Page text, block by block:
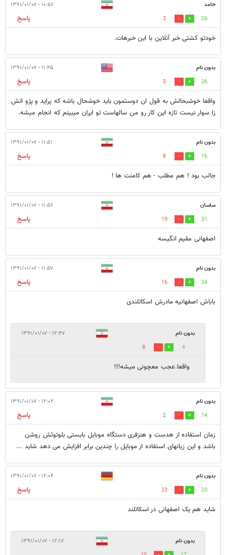
حامد ۱۰:۵۶ - ۱۳۹۱/۰۱/۰۷
26
3
پاسخ
خودتو کشتی خبر آنلاین با این خبرهات.
بدون نام ۱۱:۴۵ - ۱۳۹۱/۰۱/۰۷
26
3
پاسخ
واقعا خوشبحالش به قول ان دوستمون باید خوشحال باشه که پراید و پژو اتش
زا سوار نیست تازه این کار رو من سالهاست تو ایران میبینم که انجام میشه.
بدون نام ۱۱:۵۱ - ۱۳۹۱/۰۱/۰۷
16
8
پاسخ
جالب بود ! هم مطلب - هم کامنت ها !
ساسان ۱۱:۵۶ - ۱۳۹۱/۰۱/۰۷
31
19
پاسخ
اصفهانی مقیم انگیسه
بدون نام ۱۱:۵۷ - ۱۳۹۱/۰۱/۰۷
34
16
پاسخ
باباش اصفهانیه مادرش اسکاتلندی
بدون نام ۱۲:۴۷ - ۱۳۹۱/۰۱/۰۷
4
8
واقعا.عجب معچونی میشه!!!
بدون نام ۱۲:۰۲ - ۱۳۹۱/۰۱/۰۷
14
2
پاسخ
زمان استفاده از هدست و هنزفری دستگاه موبایل بایستی بلوتوثش روشن
باشد و این زیانهای استفاده از موبایل را چندین برابر افزایش می دهد شاید ...
بدون نام ۱۲:۰۴ - ۱۳۹۱/۰۱/۰۷
20
23
پاسخ
شاید هم یک اصفهانی در اسکاتلند
بدون نام ۱۲:۱۷ - ۱۳۹۱/۰۱/۰۷